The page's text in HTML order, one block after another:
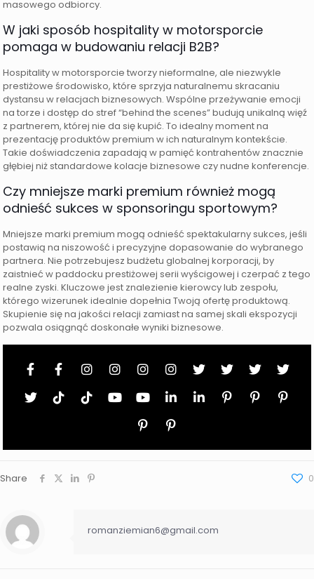
masowego odbiorcy.
W jaki sposób hospitality w motorsporcie
pomaga w budowaniu relacji B2B?
Hospitality w motorsporcie tworzy nieformalne, ale niezwykle
prestiżowe środowisko, które sprzyja naturalnemu skracaniu
dystansu w relacjach biznesowych. Wspólne przeżywanie emocji
na torze i dostęp do stref “behind the scenes” budują unikalną więź
z partnerem, której nie da się kupić. To idealny moment na
prezentację produktów premium w ich naturalnym kontekście.
Takie doświadczenia zapadają w pamięć kontrahentów znacznie
głębiej niż standardowe kolacje biznesowe czy nudne konferencje.
Czy mniejsze marki premium również mogą
odnieść sukces w sponsoringu sportowym?
Mniejsze marki premium mogą odnieść spektakularny sukces, jeśli
postawią na niszowość i precyzyjne dopasowanie do wybranego
partnera. Nie potrzebujesz budżetu globalnej korporacji, by
zaistnieć w paddocku prestiżowej serii wyścigowej i czerpać z tego
realne zyski. Kluczowe jest znalezienie kierowcy lub zespołu,
którego wizerunek idealnie dopełnia Twoją ofertę produktową.
Skupienie się na jakości relacji zamiast na samej skali ekspozycji
pozwala osiągnąć doskonałe wyniki biznesowe.
Share 0
romanziemian6@gmail.com